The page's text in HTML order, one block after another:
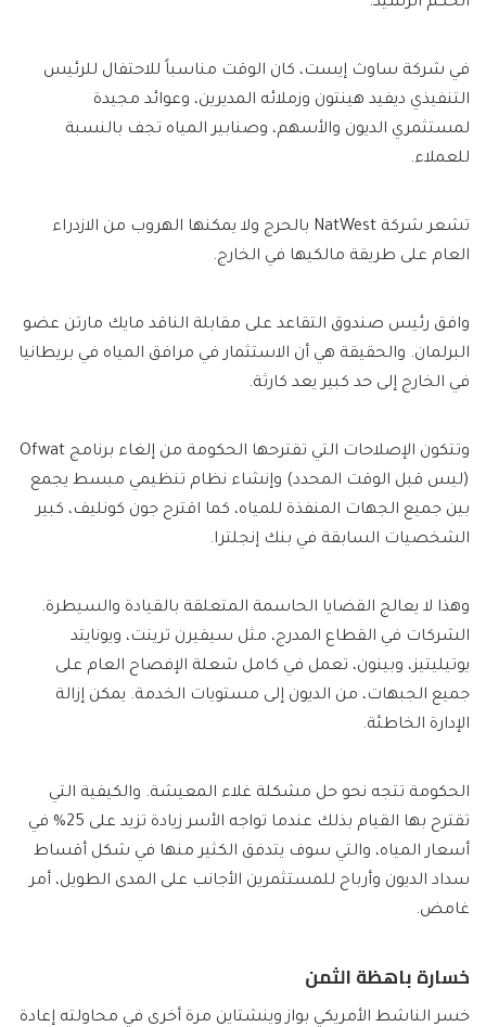
الحكم الرشيد.
في شركة ساوث إيست، كان الوقت مناسباً للاحتفال للرئيس
التنفيذي ديفيد هينتون وزملائه المديرين، وعوائد مجيدة
لمستثمري الديون والأسهم، وصنابير المياه تجف بالنسبة
للعملاء.
تشعر شركة NatWest بالحرج ولا يمكنها الهروب من الازدراء
العام على طريقة مالكيها في الخارج.
وافق رئيس صندوق التقاعد على مقابلة الناقد مايك مارتن عضو
البرلمان. والحقيقة هي أن الاستثمار في مرافق المياه في بريطانيا
في الخارج إلى حد كبير يعد كارثة.
وتتكون الإصلاحات التي تقترحها الحكومة من إلغاء برنامج Ofwat
(ليس قبل الوقت المحدد) وإنشاء نظام تنظيمي مبسط يجمع
بين جميع الجهات المنفذة للمياه، كما اقترح جون كونليف، كبير
الشخصيات السابقة في بنك إنجلترا.
وهذا لا يعالج القضايا الحاسمة المتعلقة بالقيادة والسيطرة.
الشركات في القطاع المدرج، مثل سيفيرن ترينت، ويونايتد
يوتيليتيز، وبينون، تعمل في كامل شعلة الإفصاح العام على
جميع الجبهات، من الديون إلى مستويات الخدمة. يمكن إزالة
الإدارة الخاطئة.
الحكومة تتجه نحو حل مشكلة غلاء المعيشة. والكيفية التي
تقترح بها القيام بذلك عندما تواجه الأسر زيادة تزيد على 25% في
أسعار المياه، والتي سوف يتدفق الكثير منها في شكل أقساط
سداد الديون وأرباح للمستثمرين الأجانب على المدى الطويل، أمر
غامض.
خسارة باهظة الثمن
خسر الناشط الأمريكي بواز وينشتاين مرة أخرى في محاولته إعادة